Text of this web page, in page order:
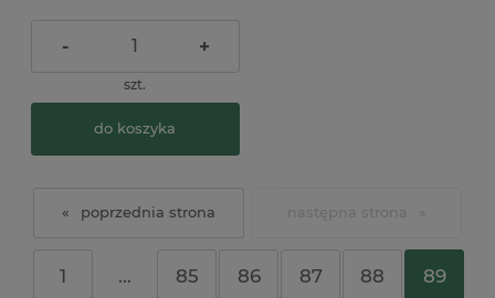
- +
szt.
do koszyka
«
1 ... 85 86 87 88 89